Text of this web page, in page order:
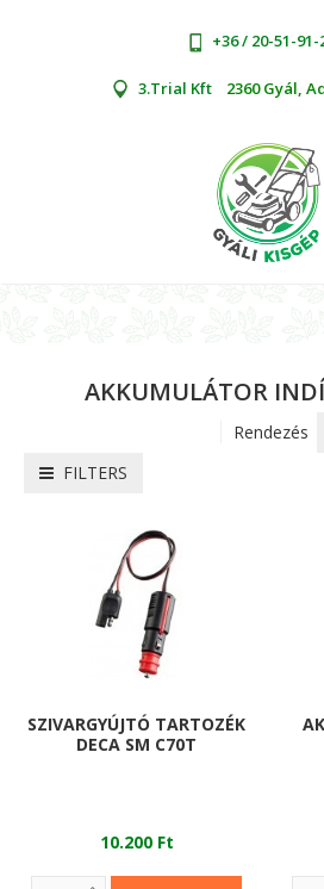
+36 / 20-51-91-
3.Trial Kft 2360 Gyál,
AKKUMULÁTOR
FILTERS
Rendezés
SZIVARGYÚJTÓ TARTOZÉK
DECA SM C70T
10.200 Ft